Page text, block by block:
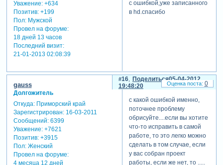
Уважение: +634
Позитив: +199
Пол:Мужской
Провел на форуме:
18 дней 13 часов
Последний визит:
21-01-2013 02:08:39
с ошибкой,уже записанного
в hd.спасибо
Поделиться
16
05-04-2012
19:48:20
gauss
Долгожитель
Откуда:Приморский край
Зарегистрирован: 16-03-2011
Сообщений:6399
Уважение: +7621
Позитив: +3915
Пол:Женский
Провел на форуме:
4 месяца 12 дней
с какой ошибкой именно,
поточнее проблему
обрисуйте....если вы хотите
что-то исправить в самой
работе, то это легко можно
сделать в том случае, если
у вас собран проект
работы, если же нет, то .....
0